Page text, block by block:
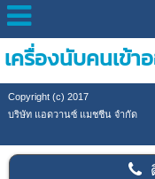
เครื่องนับคนเข้
Copyright (c) 2017
บริษัท แอดวานซ์ แมชชีน จำกัด